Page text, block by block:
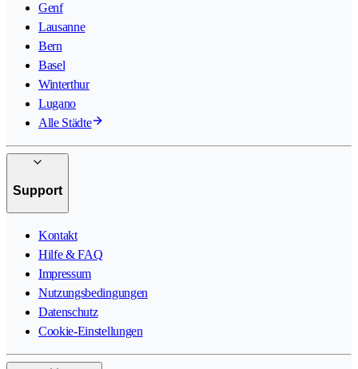
Genf
Lausanne
Bern
Basel
Winterthur
Lugano
Alle Städte
Support
Kontakt
Hilfe & FAQ
Impressum
Nutzungsbedingungen
Datenschutz
Cookie-Einstellungen